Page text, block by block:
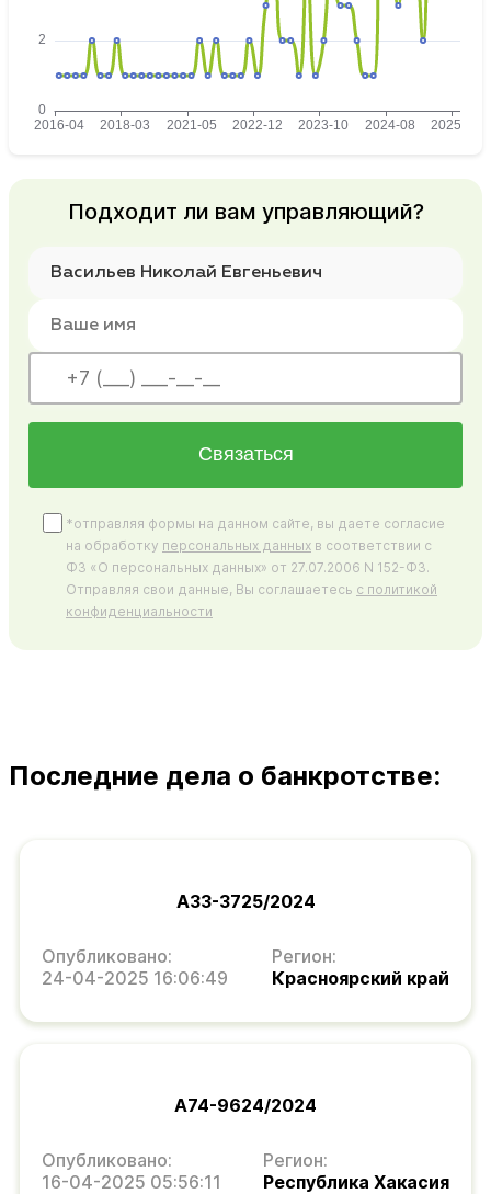
Подходит ли вам управляющий?
Связаться
*отправляя формы на данном сайте, вы даете согласие
на обработку персональных данных в соответствии с
ФЗ «О персональных данных» от 27.07.2006 N 152-ФЗ.
Отправляя свои данные, Вы соглашаетесь с политикой
конфиденциальности
Последние дела о банкротстве:
А33-3725/2024
Опубликовано:
24-04-2025 16:06:49
Регион:
Красноярский край
А74-9624/2024
Опубликовано:
16-04-2025 05:56:11
Регион:
Республика Хакасия